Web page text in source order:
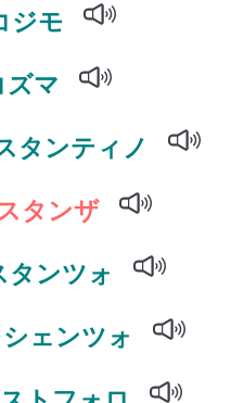
ジモ
マ
タンティノ
タンザ
ンツォ
ェンツォ